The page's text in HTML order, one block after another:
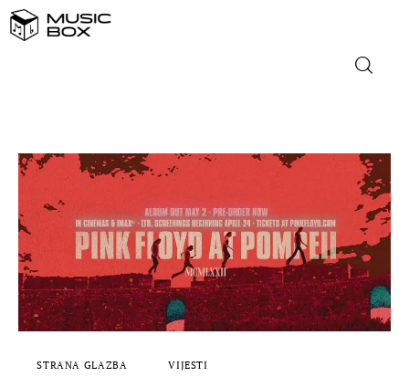
DOMAĆA GLAZBA
STRANA GLAZBA
FILM
MUSIC BOX
STRANA GLAZBA VIJESTI